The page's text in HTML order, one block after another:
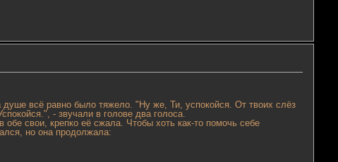
всё равно было тяжело. "Ну же, Ти, успокойся. От твоих слёз
- звучали в голове два голоса.
свои, крепко её сжала. Чтобы хоть как-то помочь себе
но она продолжала: